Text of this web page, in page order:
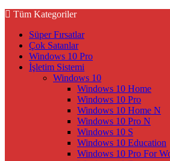
Tüm Kategoriler
Süper Fırsatlar
Çok Satanlar
Windows 10 Pro
İşletim Sistemi
Windows 10
Windows 10 Home
Windows 10 Pro
Windows 10 Home N
Windows 10 Pro N
Windows 10 S
Windows 10 Education
Windows 10 Pro For